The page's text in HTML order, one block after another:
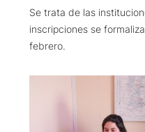
Se trata de las
inscripciones se
febrero.